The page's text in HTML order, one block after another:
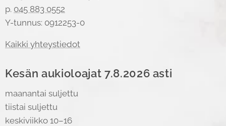
p. 045 883 0552
Y-tunnus: 0912253-0
Kaikki yhteystiedot
Kesän aukioloajat 7.8.2026 asti
maanantai suljettu
tiistai suljettu
keskiviikko 10–16